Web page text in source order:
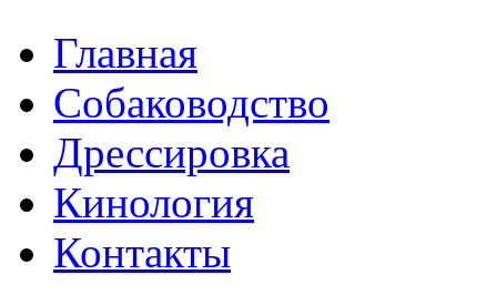
Главная
Собаководство
Дрессировка
Кинология
Контакты